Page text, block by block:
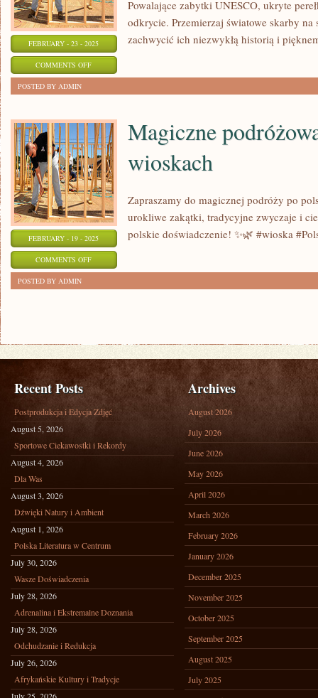
STYL
ŻYCIA!
FEBRUARY - 23 - 2025
COMMENTS OFFON
UNESCO
–
ODKRYJ
FASCYNUJĄCY
ŚWIAT
HISTORII
Powalające zabytki UNESCO, ukryte
odkrycie. Przemierzaj światowe skarby
zachwycić ich niezwykłą historią i
POSTED BY ADMIN
FEBRUARY - 19 - 2025
COMMENTS OFFON
WIOSKACH
Magiczne
wioskach
Zapraszamy do magicznej podróży po
urokliwe zakątki, tradycyjne zwyczaje i
polskie doświadczenie! ✨🌿 #wioska
POSTED BY ADMIN
Recent Posts
Postprodukcja i Edycja Zdjęć
August 5, 2026
Sportowe Ciekawostki i Rekordy
August 4, 2026
Dla Was
August 3, 2026
Dźwięki Natury i Ambient
August 1, 2026
Polska Literatura w Centrum
July 30, 2026
Wasze Doświadczenia
July 28, 2026
Adrenalina i Ekstremalne Doznania
July 28, 2026
Odchudzanie i Redukcja
July 26, 2026
Afrykańskie Kultury i Tradycje
Archives
August 2026
July 2026
June 2026
May 2026
April 2026
March 2026
February 2026
January 2026
December 2025
November 2025
October 2025
September 2025
August 2025
July 2025